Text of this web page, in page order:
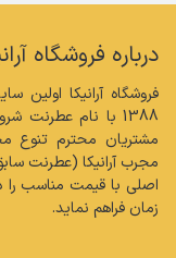
درباره فروشگاه
زمان فراهم نماید.